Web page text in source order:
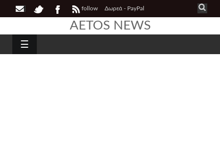
follow Δωρεά - PayPal
AETOS NEWS
☰